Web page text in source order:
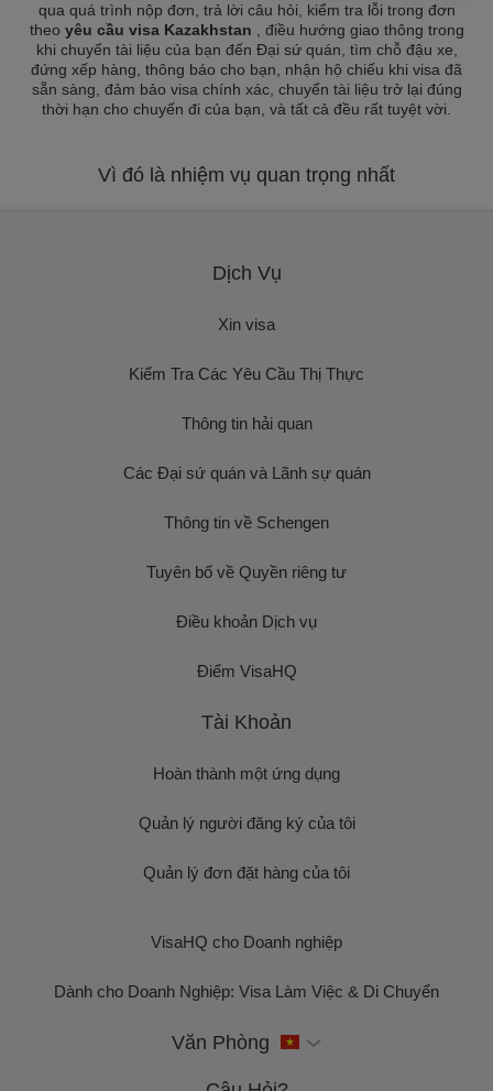
qua quá trình nộp đơn, trả lời câu hỏi, kiểm tra lỗi trong đơn
theo yêu cầu visa Kazakhstan
, điều hướng giao thông trong
khi chuyển tài liệu của bạn đến Đại sứ quán, tìm chỗ đậu xe,
đứng xếp hàng, thông báo cho bạn, nhận hộ chiếu khi visa đã
sẵn sàng, đảm bảo visa chính xác, chuyển tài liệu trở lại đúng
thời hạn cho chuyến đi của bạn, và tất cả đều rất tuyệt vời.
Vì đó là nhiệm vụ quan trọng nhất
Dịch Vụ
Xin visa
Kiểm Tra Các Yêu Cầu Thị Thực
Thông tin hải quan
Các Đại sứ quán và Lãnh sự quán
Thông tin về Schengen
Tuyên bố về Quyền riêng tư
Điều khoản Dịch vụ
Điểm VisaHQ
Tài Khoản
Hoàn thành một ứng dụng
Quản lý người đăng ký của tôi
Quản lý đơn đặt hàng của tôi
VisaHQ cho Doanh nghiệp
Dành cho Doanh Nghiệp: Visa Làm Việc & Di Chuyển
Văn Phòng